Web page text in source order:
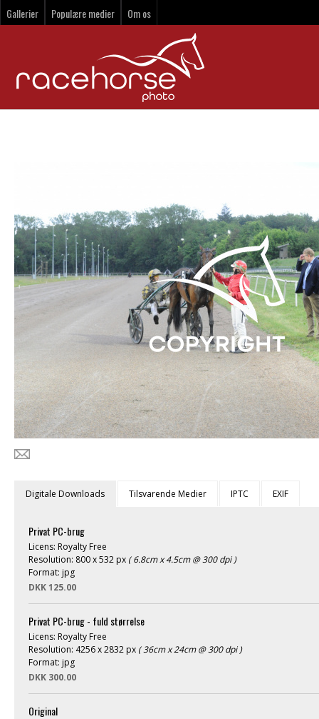
Gallerier Populære medier Om os
Digitale Downloads Tilsvarende Medier IPTC EXIF
Privat PC-brug
Licens: Royalty Free
Resolution: 800 x 532 px ( 6.8cm x 4.5cm @ 300 dpi )
Format: jpg
DKK 125.00
Privat PC-brug - fuld størrelse
Licens: Royalty Free
Resolution: 4256 x 2832 px ( 36cm x 24cm @ 300 dpi )
Format: jpg
DKK 300.00
Original